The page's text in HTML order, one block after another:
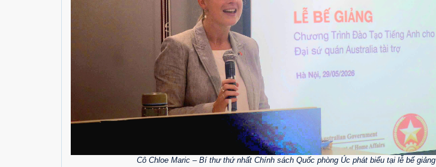
Cô Chloe Maric – Bí thư thứ nhất Chính sách Quốc phòng Úc phát biểu tại lễ bế giảng